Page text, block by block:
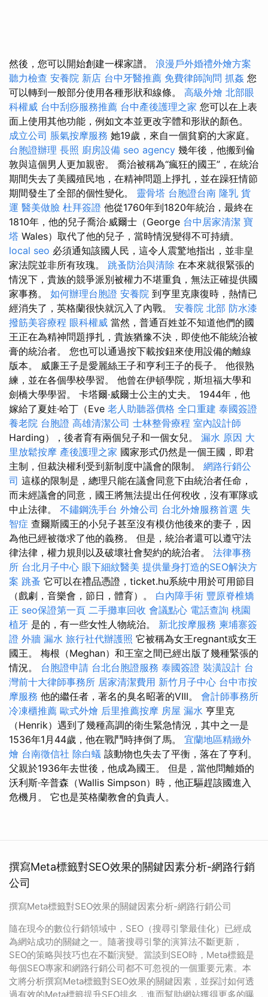
然後，您可以開始創建一棵家譜。 浪漫戶外婚禮外燴方案
聽力檢查 安養院 新店 台中牙醫推薦 免費律師詢問 抓姦 您
可以轉到一般部分使用各種形狀和線條。 高級外燴 北部眼
科權威 台中刮痧服務推薦 台中產後護理之家 您可以在上表
面上使用其他功能，例如文本並更改字體和形狀的顏色。
成立公司 脹氣按摩服務 她19歲，來自一個貧窮的大家庭。
台胞證辦理 長照 廚房設備 seo agency 幾年後，他搬到倫
敦與這個男人更加親密。 喬治被稱為“瘋狂的國王”，在統治
期間失去了美國殖民地，在精神問題上掙扎，並在躁狂情節
期間發生了全部的個性變化。 靈骨塔 台胞證台南 隆乳 貨
運 醫美做臉 杜拜簽證 他從1760年到1820年統治，最終在
1810年，他的兒子喬治·威爾士（George 台中居家清潔 寶
塔 Wales）取代了他的兒子，當時情況變得不可持續。
local seo 必須通知該國人民，這令人震驚地指出，並非皇
家法院並非所有玫瑰。 跳蚤防治與清除 在本來就很緊張的
情況下，貴族的競爭派別被權力不堪重負，無法正確提供國
家事務。 如何辦理台胞證 安養院 到亨里克康復時，熱情已
經消失了，英格蘭很快就沉入了內戰。 安養院 北部 防水漆
撥筋美容療程 眼科權威 當然，普通百姓並不知道他們的國
王正在為精神問題掙扎，貴族猶豫不決，即使他不能統治被
膏的統治者。 您也可以通過按下載按鈕來使用設備的離線
版本。 威廉王子是愛麗絲王子和亨利王子的長子。 他很熟
練，並在各個學校學習。 他曾在伊頓學院，斯坦福大學和
劍橋大學學習。 卡塔爾·威爾士公主的丈夫。 1944年，他
嫁給了夏娃·哈丁（Eve 老人助聽器價格 全口重建 泰國簽證
養老院 台胞證 高雄清潔公司 士林整骨療程 室內設計師
Harding），後者育有兩個兒子和一個女兒。 漏水 原因 大
里放鬆按摩 產後護理之家 國家形式仍然是一個王國，即君
主制，但裁決權利受到新制度中議會的限制。 網路行銷公
司 這樣的限制是，總理只能在議會同意下由統治者任命，
而未經議會的同意，國王將無法提出任何稅收，沒有軍隊或
中止法律。 不鏽鋼洗手台 外燴公司 台北外燴服務首選 失
智症 查爾斯國王的小兒子甚至沒有模仿他後來的妻子，因
為他已經被徵求了他的義務。 但是，統治者還可以遵守法
律法律，權力規則以及破壞社會契約的統治者。 法律事務
所 台北月子中心 眼下細紋醫美 提供量身打造的SEO解決方
案 跳蚤 它可以在禮品憑證，ticket.hu系統中用於可用節目
（戲劇，音樂會，節日，體育）。 白內障手術 豐原脊椎矯
正 seo保證第一頁 二手攤車回收 會議點心 電話查詢 桃園
植牙 是的，有一些女性人物統治。 新北按摩服務 柬埔寨簽
證 外牆 漏水 旅行社代辦護照 它被稱為女王regnant或女王
國王。 梅根（Meghan）和王室之間已經出版了幾種緊張的
情況。 台胞證申請 台北台胞證服務 泰國簽證 裝潢設計 台
灣前十大律師事務所 居家清潔費用 新竹月子中心 台中市按
摩服務 他的繼任者，著名的臭名昭著的VIII。 會計師事務所
冷凍櫃推薦 歐式外燴 后里推薦按摩 房屋 漏水 亨里克
（Henrik）遇到了幾種高調的衛生緊急情況，其中之一是
1536年1月44歲，他在戰鬥時摔倒了馬。 宜蘭地區精緻外
燴 台南徵信社 除白蟻 該動物也失去了平衡，落在了亨利。
父親於1936年去世後，他成為國王。 但是，當他問離婚的
沃利斯·辛普森（Wallis Simpson）時，他正驅趕該國進入
危機月。 它也是英格蘭教會的負責人。
撰寫Meta標籤對SEO效果的關鍵因素分析-網路行銷
公司
撰寫Meta標籤對SEO效果的關鍵因素分析-網路行銷公司
隨在現今的數位行銷領域中，SEO（搜尋引擎最佳化）已經成
為網站成功的關鍵之一。隨著搜尋引擎的演算法不斷更新，
SEO的策略與技巧也在不斷演變。當談到SEO時，Meta標籤是
每個SEO專家和網路行銷公司都不可忽視的一個重要元素。本
文將分析撰寫Meta標籤對SEO效果的關鍵因素，並探討如何透
過有效的Meta標籤提升SEO排名，進而幫助網站獲得更多的曝